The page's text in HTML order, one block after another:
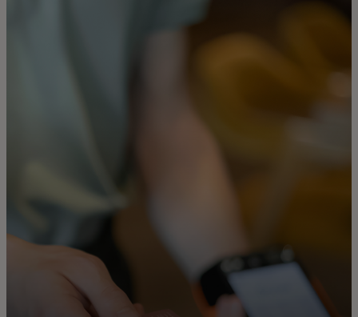
Actualités et tendances